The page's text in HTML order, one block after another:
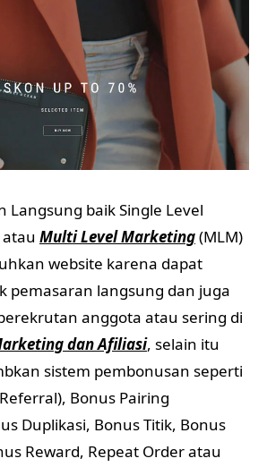
Langsung baik Single Level
Multi Level Marketing(MLM)
website karena dapat
pemasaran langsung dan juga
anggota atau sering di
dan Afiliasi, selain itu
sistem pembonusan seperti
Bonus Pairing
Duplikasi, Bonus Titik, Bonus
Reward, Repeat Order atau